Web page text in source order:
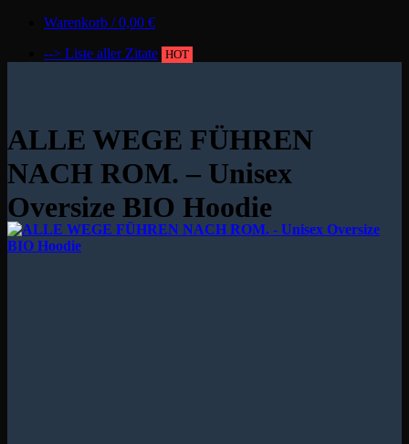
Warenkorb /0,00 €
--> Liste aller Zitate HOT
ALLE WEGE FÜHREN
NACH ROM. – Unisex
Oversize BIO Hoodie